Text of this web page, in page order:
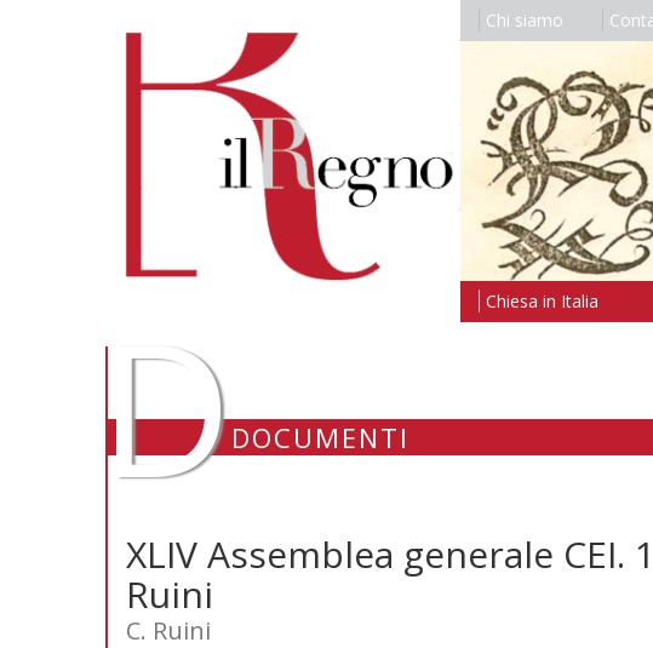
Chi siamo
Chiesa in Italia
DDOCUMENTI
XLIV Assemblea generale
Ruini
C. Ruini